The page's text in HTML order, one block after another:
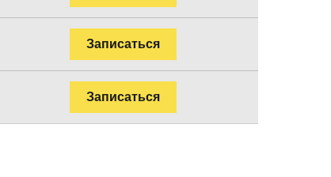
Записаться
Записаться